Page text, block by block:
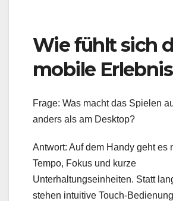
Wie fühlt sich
mobile
Frage: Was macht das Spielen
anders als am Desktop?
Antwort: Auf dem Handy geht es
Tempo, Fokus und kurze
Unterhaltungseinheiten. Statt
stehen intuitive Touch-